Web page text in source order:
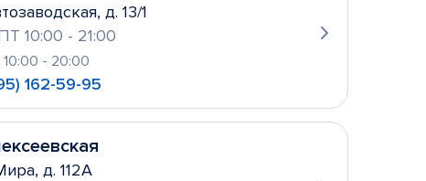
д. 13/1
10:00 - 21:00
- 20:00
162-59-95
д. 112А